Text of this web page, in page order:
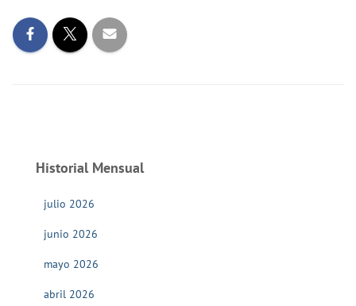
Historial Mensual
julio 2026
junio 2026
mayo 2026
abril 2026